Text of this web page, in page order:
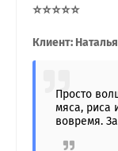
⭐⭐⭐⭐⭐
Клиент:
Просто
мяса, риса
вовремя.